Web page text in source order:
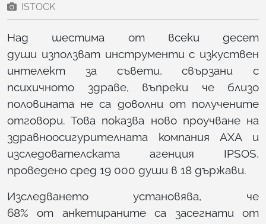
ISTOCK
Над шестима от всеки десет
души използват инструменти с изкуствен
интелект за съвети, свързани с
психичното здраве, въпреки че близо
половината не са доволни от получените
отговори. Това показва ново проучване на
здравноосигурителната компания AXA и
изследователската агенция IPSOS,
проведено сред 19 000 души в 18 държави.
Изследването установява, че
68% от анкетираните са засегнати от